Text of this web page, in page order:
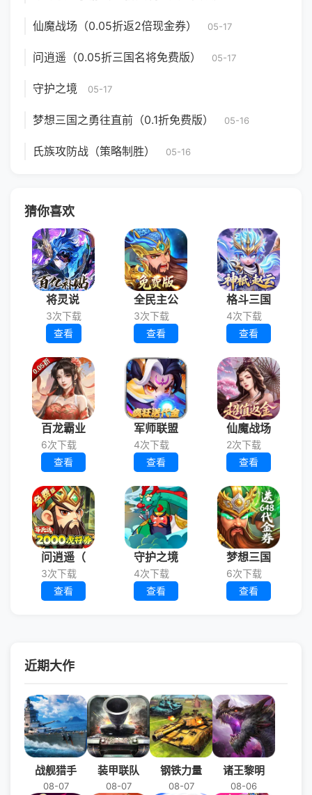
仙魔战场（0.05折返2倍现金券） 05-17
问逍遥（0.05折三国名将免费版） 05-17
守护之境 05-17
梦想三国之勇往直前（0.1折免费版） 05-16
氏族攻防战（策略制胜） 05-16
猜你喜欢
将灵说
3次下载
查看
全民主公
3次下载
查看
格斗三国
4次下载
查看
百龙霸业
6次下载
查看
军师联盟
4次下载
查看
仙魔战场
2次下载
查看
问逍遥（
3次下载
查看
守护之境
4次下载
查看
梦想三国
6次下载
查看
近期大作
战舰猎手
08-07
装甲联队
08-07
钢铁力量
08-07
诸王黎明
08-06